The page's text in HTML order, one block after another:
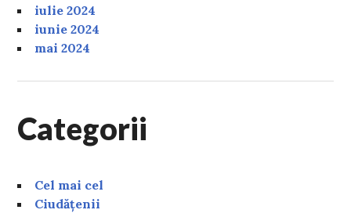
iulie 2024
iunie 2024
mai 2024
Categorii
Cel mai cel
Ciudățenii